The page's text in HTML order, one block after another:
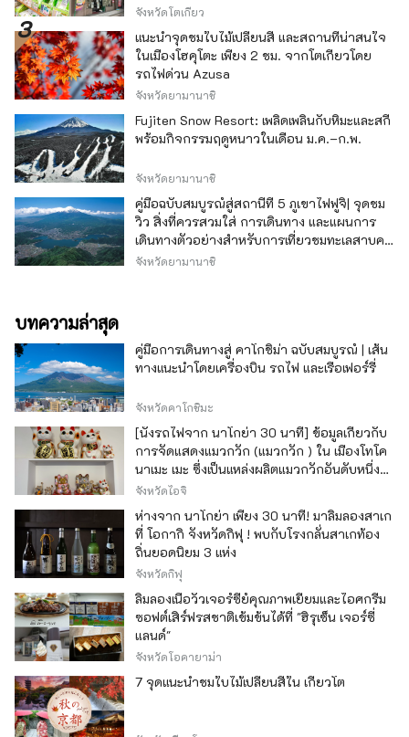
จังหวัดโตเกียว
แนะนำจุดชมใบไม้เปลี่ยนสี และสถานที่น่าสนใจ
ในเมืองโฮคุโตะ เพียง 2 ชม. จากโตเกียวโดย
รถไฟด่วน Azusa
จังหวัดยามานาชิ
Fujiten Snow Resort: เพลิดเพลินกับหิมะและสกี
พร้อมกิจกรรมฤดูหนาวในเดือน ม.ค.–ก.พ.
จังหวัดยามานาชิ
คู่มือฉบับสมบูรณ์สู่สถานีที่ 5 ภูเขาไฟฟูจิ| จุดชม
วิว สิ่งที่ควรสวมใส่ การเดินทาง และแผนการ
เดินทางตัวอย่างสำหรับการเที่ยวชมทะเลสาบคา
วากุจิ
จังหวัดยามานาชิ
บทความล่าสุด
คู่มือการเดินทางสู่ คาโกชิม่า ฉบับสมบูรณ์ | เส้น
ทางแนะนำโดยเครื่องบิน รถไฟ และเรือเฟอร์รี่
จังหวัดคาโกชิมะ
[นั่งรถไฟจาก นาโกย่า 30 นาที] ข้อมูลเกี่ยวกับ
การจัดแสดงแมวกวัก (แมวกวัก ) ใน เมืองโทโค
นาเมะ เมะ ซึ่งเป็นแหล่งผลิตแมวกวักอันดับหนึ่ง
ของญี่ปุ่น
จังหวัดไอจิ
ห่างจาก นาโกย่า เพียง 30 นาที! มาลิ้มลองสาเก
ที่ โอกากิ จังหวัดกิฟุ ! พบกับโรงกลั่นสาเกท้อง
ถิ่นยอดนิยม 3 แห่ง
จังหวัดกิฟุ
ลิ้มลองเนื้อวัวเจอร์ซีย์คุณภาพเยี่ยมและไอศกรีม
ซอฟต์เสิร์ฟรสชาติเข้มข้นได้ที่ "ฮิรุเซ็น เจอร์ซี่
แลนด์"
จังหวัดโอคายาม่า
7 จุดแนะนำชมใบไม้เปลี่ยนสีใน เกียวโต